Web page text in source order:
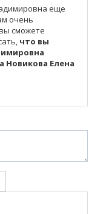
еще
очень
сможете
что вы
Новикова Елена